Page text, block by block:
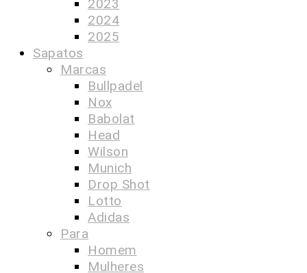
2023
2024
2025
Sapatos
Marcas
Bullpadel
Nox
Babolat
Head
Wilson
Munich
Drop Shot
Lotto
Adidas
Para
Homem
Mulheres